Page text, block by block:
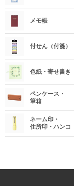
メモ帳
付せん（付箋）
色紙・寄せ書き
ペンケース・
筆箱
ネーム印・
住所印・ハンコ